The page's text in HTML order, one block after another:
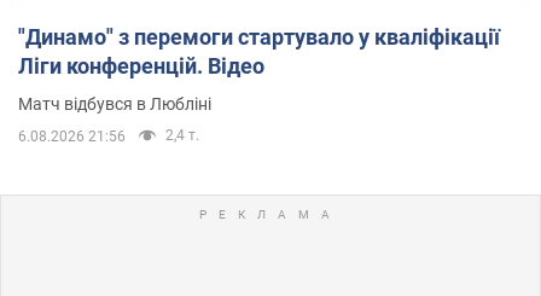
"Динамо" з перемоги стартувало у кваліфікації
Ліги конференцій. Відео
Матч відбувся в Любліні
6.08.2026 21:56 2,4 т.